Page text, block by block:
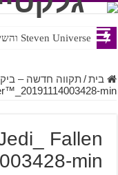
Steven Universe והשירים שתורגמו בצורה נוראית לעברית
– A Guide to JRPG
בית /
min
Fallen
min